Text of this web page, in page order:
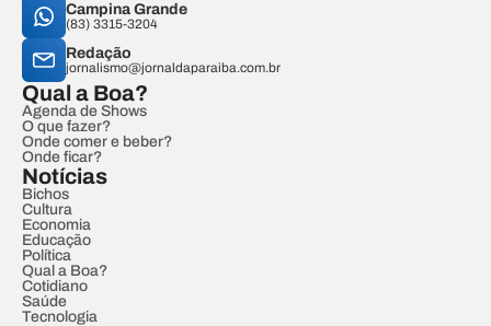
Campina Grande
(83) 3315-3204
Redação
jornalismo@jornaldaparaiba.com.br
Qual a Boa?
Agenda de Shows
O que fazer?
Onde comer e beber?
Onde ficar?
Notícias
Bichos
Cultura
Economia
Educação
Política
Qual a Boa?
Cotidiano
Saúde
Tecnologia